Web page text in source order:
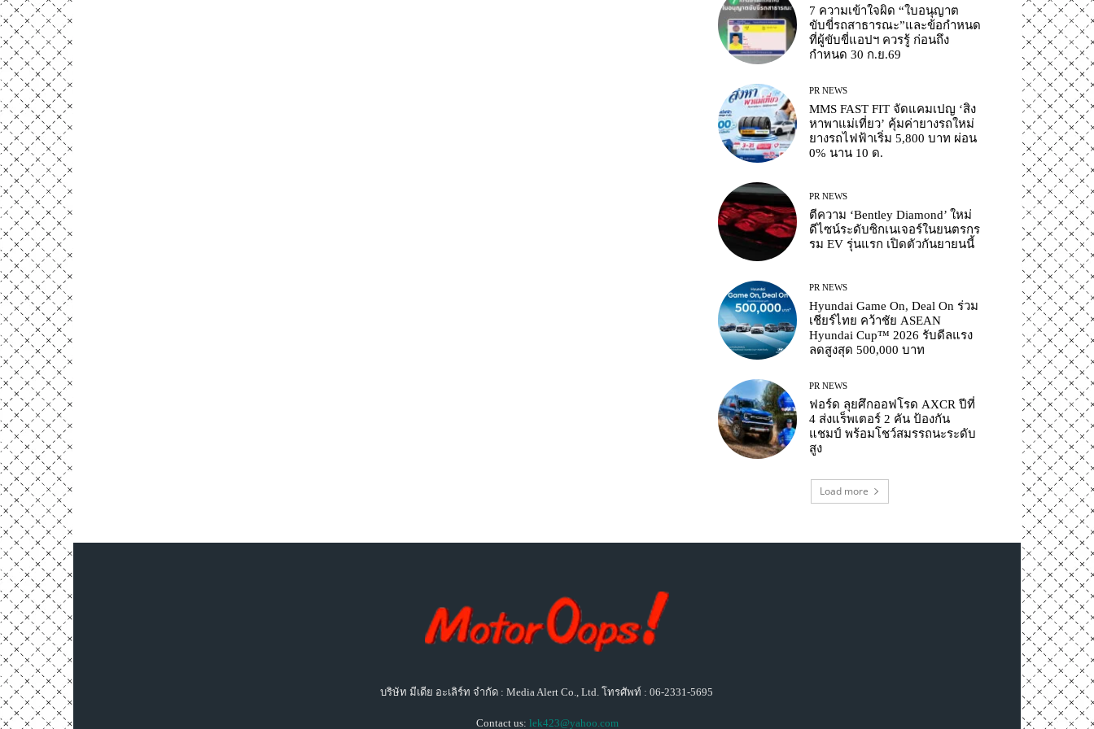
7 ความเข้าใจผิด “ใบอนุญาต
ขับขี่รถสาธารณะ”และข้อกำหนด
ที่ผู้ขับขี่แอปฯ ควรรู้ ก่อนถึง
กำหนด 30 ก.ย.69
PR NEWS
MMS FAST FIT จัดแคมเปญ ‘สิง
หาพาแม่เที่ยว’ คุ้มค่ายางรถใหม่
ยางรถไฟฟ้าเริ่ม 5,800 บาท ผ่อน
0% นาน 10 ด.
PR NEWS
ตีความ ‘Bentley Diamond’ ใหม่
ดีไซน์ระดับซิกเนเจอร์ในยนตรกร
รม EV รุ่นแรก เปิดตัวกันยายนนี้
PR NEWS
Hyundai Game On, Deal On ร่วม
เชียร์ไทย คว้าชัย ASEAN
Hyundai Cup™ 2026 รับดีลแรง
ลดสูงสุด 500,000 บาท
PR NEWS
ฟอร์ด ลุยศึกออฟโรด AXCR ปีที่
4 ส่งแร็พเตอร์ 2 คัน ป้องกัน
แชมป์ พร้อมโชว์สมรรถนะระดับ
สูง
Load more
บริษัท มีเดีย อะเลิร์ท จำกัด : Media Alert Co., Ltd. โทรศัพท์ : 06-2331-5695
Contact us: lek423@yahoo.com